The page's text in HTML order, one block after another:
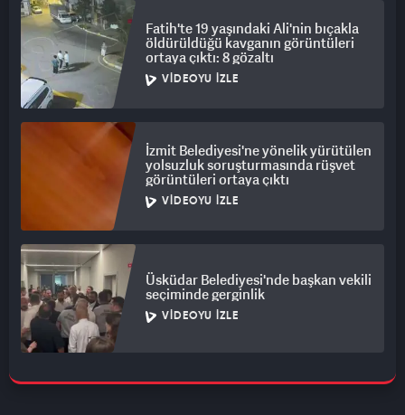
Fatih'te 19 yaşındaki Ali'nin bıçakla
öldürüldüğü kavganın görüntüleri
ortaya çıktı: 8 gözaltı
VIDEOYU İZLE
İzmit Belediyesi'ne yönelik yürütülen
yolsuzluk soruşturmasında rüşvet
görüntüleri ortaya çıktı
VIDEOYU İZLE
Üsküdar Belediyesi'nde başkan vekili
seçiminde gerginlik
VIDEOYU İZLE